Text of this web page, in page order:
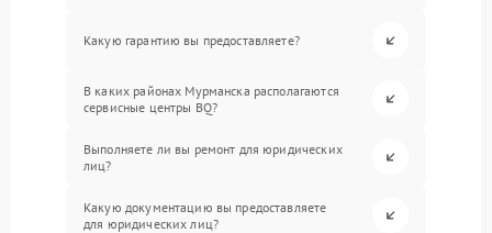
Какую гарантию вы предоставляете?
В каких районах Мурманска располагаются
сервисные центры BQ?
Выполняете ли вы ремонт для юридических
лиц?
Какую документацию вы предоставляете
для юридических лиц?